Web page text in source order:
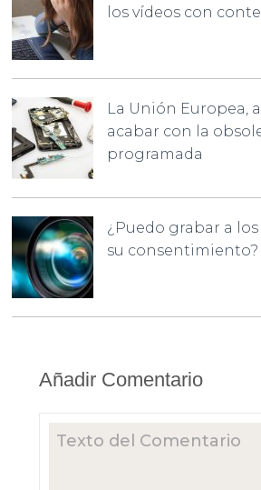
los vídeos con
La Unión Europea,
acabar con la
programada
¿Puedo grabar a
su consentimiento?
Añadir Comentario